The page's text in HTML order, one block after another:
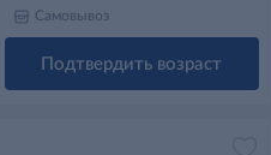
Самовывоз
Подтвердить возраст